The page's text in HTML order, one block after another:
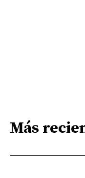
Más